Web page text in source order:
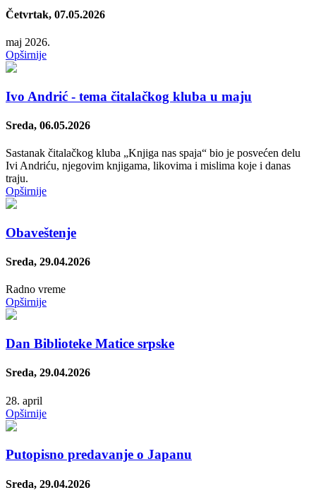
Četvrtak, 07.05.2026
maj 2026.
Opširnije
Ivo Andrić - tema čitalačkog kluba u maju
Sreda, 06.05.2026
Sastanak čitalačkog kluba „Knjiga nas spaja“ bio je posvećen delu
Ivi Andriću, njegovim knjigama, likovima i mislima koje i danas
traju.
Opširnije
Obaveštenje
Sreda, 29.04.2026
Radno vreme
Opširnije
Dan Biblioteke Matice srpske
Sreda, 29.04.2026
28. april
Opširnije
Putopisno predavanje o Japanu
Sreda, 29.04.2026